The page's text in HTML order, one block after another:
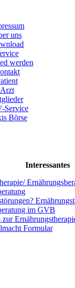
uns
werden
Arzt
Service
Börse
Interessantes
im GVB
Formular